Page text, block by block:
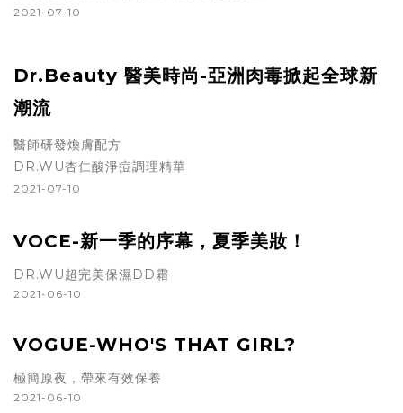
2021-07-10
Dr.Beauty 醫美時尚-亞洲肉毒掀起全球新
潮流
醫師研發煥膚配方
DR.WU杏仁酸淨痘調理精華
2021-07-10
VOCE-新一季的序幕，夏季美妝！
DR.WU超完美保濕DD霜
2021-06-10
VOGUE-WHO'S THAT GIRL?
極簡原夜，帶來有效保養
2021-06-10